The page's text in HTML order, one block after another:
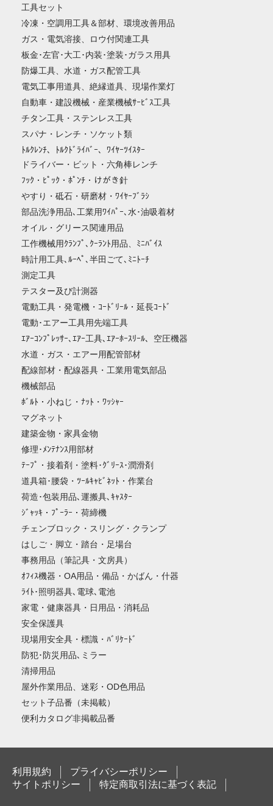
工具セット
冷凍・空調用工具＆部材、環境改善用品
ガス・電気溶接、ロウ付関連工具
板金･左官･大工･内装･塗装･ガラス用具
防爆工具、水道・ガス配管工具
電気工事用道具、絶縁道具、現場作業灯
自動車・建設機械・産業機械ｻｰﾋﾞｽ工具
チタン工具・ステンレス工具
スパナ・レンチ・ソケット類
ﾄﾙｸﾚﾝﾁ、ﾄﾙｸﾄﾞﾗｲﾊﾞｰ、ﾜｲﾔｰﾂｲｽﾀｰ
ドライバー・ビット・六角棒レンチ
ﾌｯｸ・ﾋﾟｯｸ・ﾎﾟﾝﾁ・けがき針
やすり・砥石・研磨材・ﾜｲﾔｰﾌﾞﾗｼ
部品洗浄用品､工業用ﾜｲﾊﾟｰ､水･油吸着材
オイル・グリース関連用品
工作機械用ｸﾗﾝﾌﾟ､ｸｰﾗﾝﾄ用品、ﾐﾆﾊﾞｲｽ
時計用工具､ﾙｰﾍﾟ､半田ごて､ﾐﾆﾄｰﾁ
測定工具
テスター及び計測器
電動工具・発電機・ｺｰﾄﾞﾘｰﾙ・延長ｺｰﾄﾞ
電動･エアー工具用先端工具
ｴｱｰｺﾝﾌﾟﾚｯｻｰ､ｴｱｰ工具､ｴｱｰﾎｰｽﾘｰﾙ、空圧機器
水道・ガス・エアー用配管部材
配線部材・配線器具・工業用電気部品
機械部品
ﾎﾞﾙﾄ・小ねじ・ﾅｯﾄ・ﾜｯｼｬｰ
マグネット
建築金物・家具金物
修理･ﾒﾝﾃﾅﾝｽ用部材
ﾃｰﾌﾟ・接着剤・塗料･ｸﾞﾘｰｽ･潤滑剤
道具箱･腰袋・ﾂｰﾙｷｬﾋﾞﾈｯﾄ・作業台
荷造･包装用品､運搬具､ｷｬｽﾀｰ
ｼﾞｬｯｷ・ﾌﾟｰﾗｰ・荷締機
チェンブロック・スリング・クランプ
はしご・脚立・踏台・足場台
事務用品（筆記具・文房具）
ｵﾌｨｽ機器・OA用品・備品・かばん・什器
ﾗｲﾄ･照明器具､電球､電池
家電・健康器具・日用品・消耗品
安全保護具
現場用安全具・標識・ﾊﾞﾘｹｰﾄﾞ
防犯･防災用品､ミラー
清掃用品
屋外作業用品、迷彩・OD色用品
セット子品番（未掲載）
便利カタログ非掲載品番
利用規約
プライバシーポリシー
サイトポリシー
特定商取引法に基づく表記